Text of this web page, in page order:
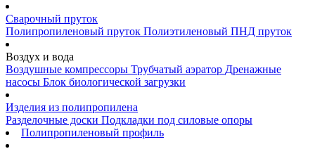
Сварочный пруток
Полипропиленовый пруток Полиэтиленовый ПНД пруток
Воздух и вода
Воздушные компрессоры Трубчатый аэратор Дренажные
насосы Блок биологической загрузки
Изделия из полипропилена
Разделочные доски Подкладки под силовые опоры
Полипропиленовый профиль